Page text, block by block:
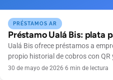
PRÉSTAMOS AR
Préstamo Ualá Bis: plata
Ualá Bis ofrece préstamos a
propio historial de cobros con
y si te conviene.
30 de mayo de 2026·6 min de lectura